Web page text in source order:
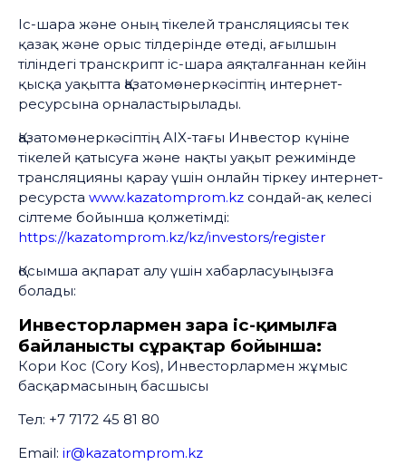
Іс-шара және оның тікелей трансляциясы тек
қазақ және орыс тілдерінде өтеді, ағылшын
тіліндегі транскрипт іс-шара аяқталғаннан кейін
қысқа уақытта Қазатомөнеркәсіптің интернет-
ресурсына орналастырылады.
Қазатомөнеркәсіптің AIX-тағы Инвестор күніне
тікелей қатысуға және нақты уақыт режимінде
трансляцияны қарау үшін онлайн тіркеу интернет-
ресурста www.kazatomprom.kz сондай-ақ келесі
сілтеме бойынша қолжетімді:
https://kazatomprom.kz/kz/investors/register
Қосымша ақпарат алу үшін хабарласуыңызға
болады:
Инвесторлармен өзара іс-қимылға
байланысты сұрақтар бойынша:
Кори Кос (Cory Kos), Инвесторлармен жұмыс
басқармасының басшысы
Тел: +7 7172 45 81 80
Email: ir@kazatomprom.kz